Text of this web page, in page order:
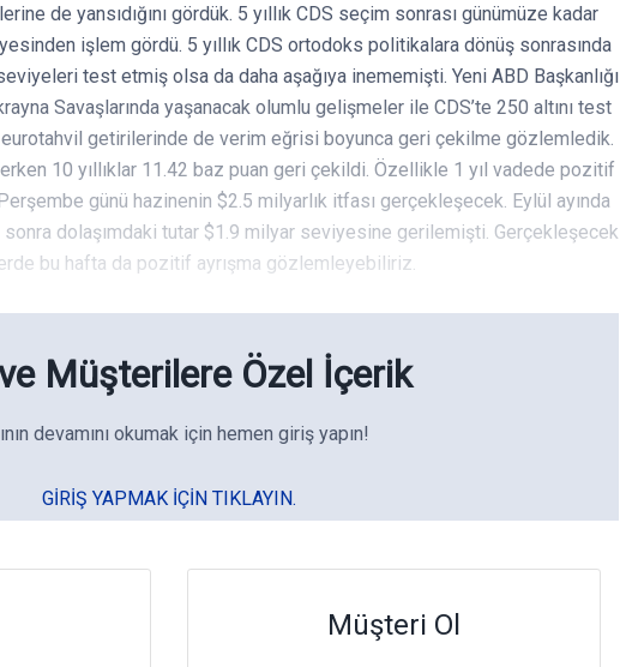
de yansıdığını gördük. 5 yıllık CDS seçim sonrası günümüze kadar
işlem gördü. 5 yıllık CDS ortodoks politikalara dönüş sonrasında
test etmiş olsa da daha aşağıya inememişti. Yeni ABD Başkanlığı
Savaşlarında yaşanacak olumlu gelişmeler ile CDS’te 250 altını test
getirilerinde de verim eğrisi boyunca geri çekilme gözlemledik.
10 yıllıklar 11.42 baz puan geri çekildi. Özellikle 1 yıl vadede pozitif
günü hazinenin $2.5 milyarlık itfası gerçekleşecek. Eylül ayında
dolaşımdaki tutar $1.9 milyar seviyesine gerilemişti. Gerçekleşecek
bu hafta da pozitif ayrışma gözlemleyebiliriz.
Müşterilere Özel İçerik
devamını okumak için hemen giriş yapın!
GIRIŞ YAPMAK IÇIN TIKLAYIN.
Müşteri Ol